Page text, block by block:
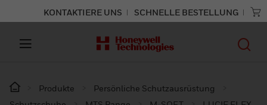
KONTAKTIERE UNS SCHNELLE BESTELLUNG
Produkte
Persönliche Schutzausrüstung